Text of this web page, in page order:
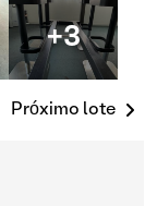
+3
Próximo lote